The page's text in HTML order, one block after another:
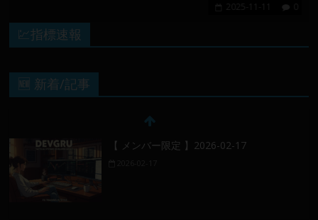
2025-11-11
💹指標速報
🆕 新着/記事
【 メンバー限定 】2026-02-17